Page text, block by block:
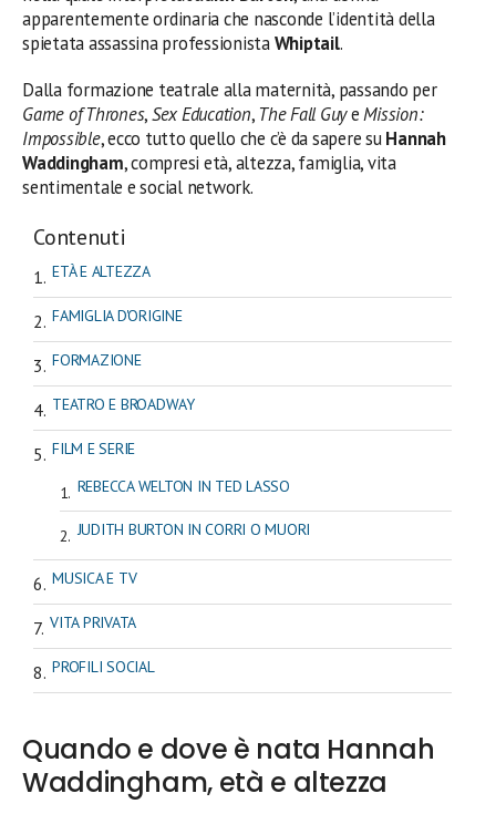
apparentemente ordinaria che nasconde l’identità della
spietata assassina professionistaWhiptail.
Dalla formazione teatrale alla maternità, passando per
Game of Thrones,Sex Education, The Fall GuyeMission:
Impossible, ecco tutto quello che c’è da sapere suHannah
Waddingham, compresi età, altezza, famiglia, vita
sentimentale e social network.
Contenuti
ETÀ E ALTEZZA
FAMIGLIA D'ORIGINE
FORMAZIONE
TEATRO E BROADWAY
FILM E SERIE
REBECCA WELTON IN TED LASSO
JUDITH BURTON IN CORRI O MUORI
MUSICA E TV
VITA PRIVATA
PROFILI SOCIAL
Quando e dove è nata Hannah
Waddingham, età e altezza